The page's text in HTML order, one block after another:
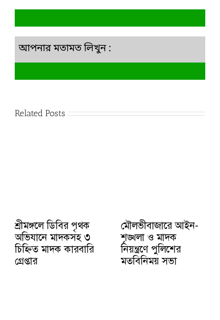
আপনার মতামত লিখুন :
Related Posts
শ্রীমঙ্গলে ডিবির পৃথক
অভিযানে মাদকসহ ৩
চিহ্নিত মাদক কারবারি
গ্রেপ্তার
মৌলভীবাজারে আইন-
শৃঙ্খলা ও মাদক
নিয়ন্ত্রণে পুলিশের
মতবিনিময় সভা